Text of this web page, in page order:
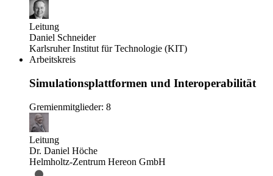
Leitung
Daniel Schneider
Karlsruher Institut für Technologie (KIT)
Arbeitskreis
Simulationsplattformen und Interoperabilität
Gremienmitglieder: 8
Leitung
Dr. Daniel Höche
Helmholtz-Zentrum Hereon GmbH